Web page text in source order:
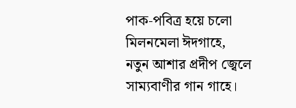
পাক-পবিত্র হয়ে চলো
মিলনমেলা ঈদগাহে,
নতুন আশার প্রদীপ জ্বেলে
সাম্যবাণীর গান গাহে।